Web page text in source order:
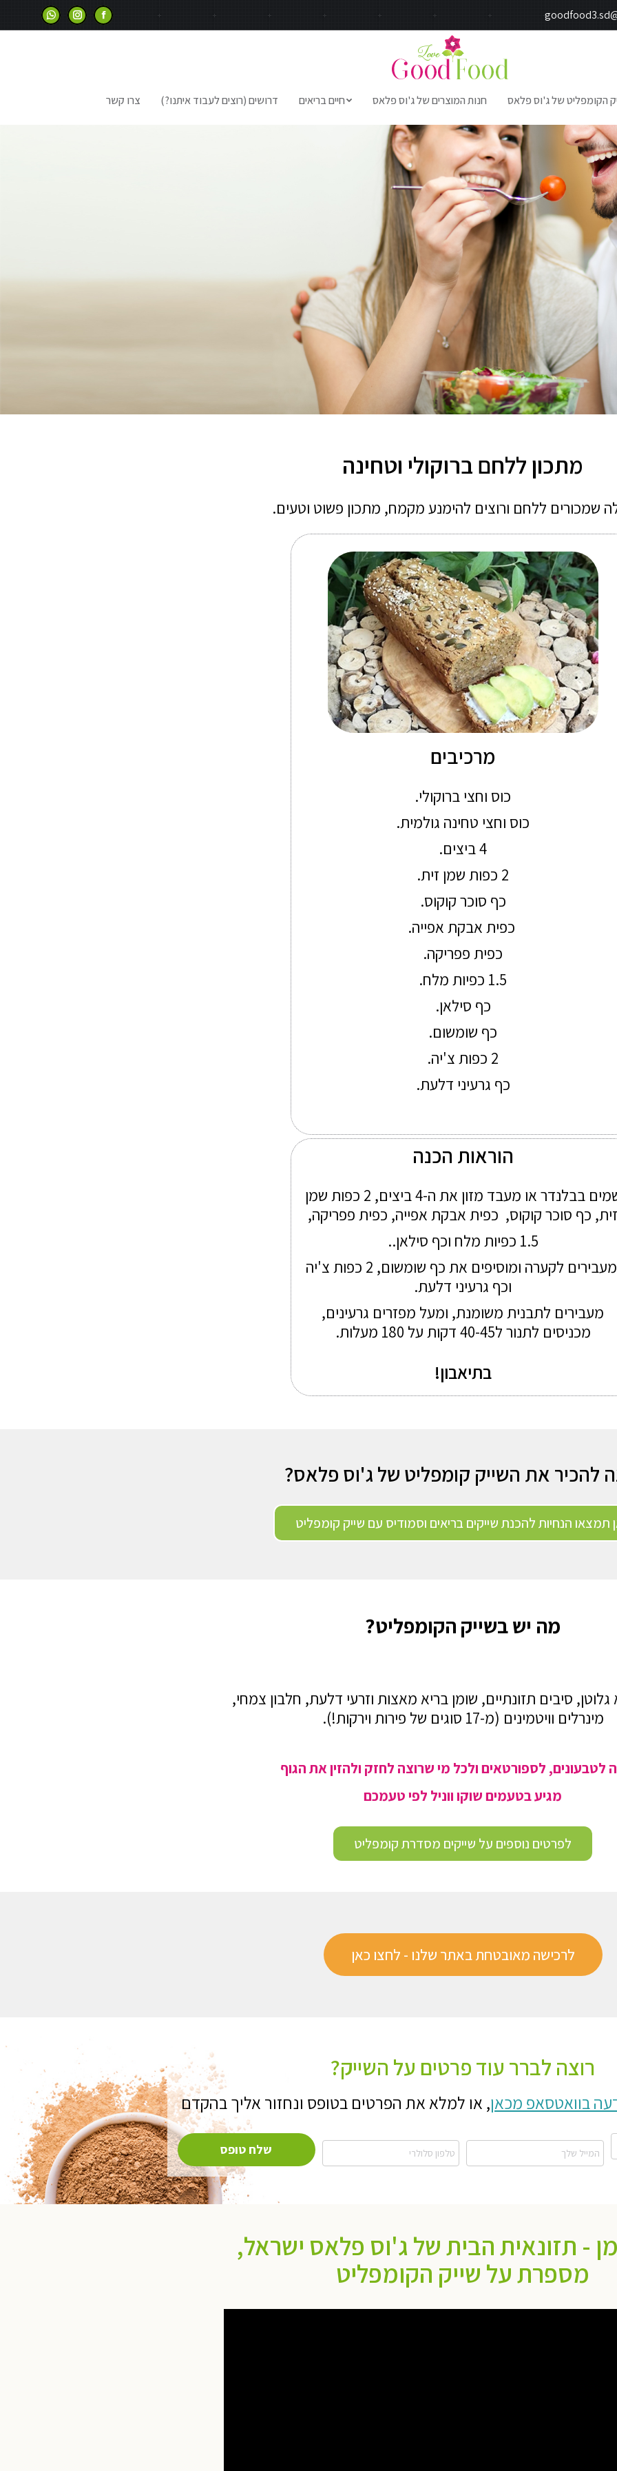
הקומפליט של ג'וס פלאס חנות המוצרים של ג'וס פלאס חיים בריאים דרושים (רוצים לעבוד איתנו?) צרו קשר
מתכון ללחם ברוקולי וטחינה
שמכורים ללחם ורוצים להימנע מקמח, מתכון פשוט וטעים.
מרכיבים
כוס וחצי ברוקולי.
כוס וחצי טחינה גולמית.
4 ביצים.
2 כפות שמן זית.
כף סוכר קוקוס.
כפית אבקת אפייה.
כפית פפריקה.
1.5 כפיות מלח.
כף סילאן.
כף שומשום.
2 כפות צ'יה.
כף גרעיני דלעת.
הוראות הכנה
בבלנדר או מעבד מזון את ה-4 ביצים,
2 כפות שמן
זית, כף סוכר קוקוס, כפית אבקת אפייה, כפית פפריקה,
1.5 כפיות מלח ו
כף סילאן..
מעבירים לקערה ומוסיפים את כף שומשום, 2 כפות צ'יה
וכף גרעיני דלעת.
מעבירים לתבנית משומנת, ומעל מפזרים גרעינים,
מכניסים לתנור ל40-45 דקות על 180 מעלות.
בתיאבון!
להכיר את השייק קומפליט של ג'וס פלאס?
תמצאו הנחיות להכנת שייקים בריאים וסמודיס עם שייק קומפליט​
מה יש בשייק הקומפליט?
סיבים תזונתיים, שומן בריא מאצות וזרעי דלעת, חלבון צמחי,
מינרלים וויטמינים (מ-17 סוגים של פירות וירקות!).
לטבעונים, לספורטאיםולכל מי שרוצה לחזק ולהזין את הגוף
מגיע בטעמים שוקו ווניל לפי טעמכם
לפרטים נוספים על שייקים מסדרת קומפליט
לרכישה מאובטחת באתר שלנו - לחצו כאן
רוצה לברר עוד פרטים על השייק?
בוואטסאפ מכאן, או למלא את הפרטים בטופס ונחזור אליך בהקדם
- תזונאית הבית של ג'וס פלאס ישראל,
מספרת על שייק הקומפליט